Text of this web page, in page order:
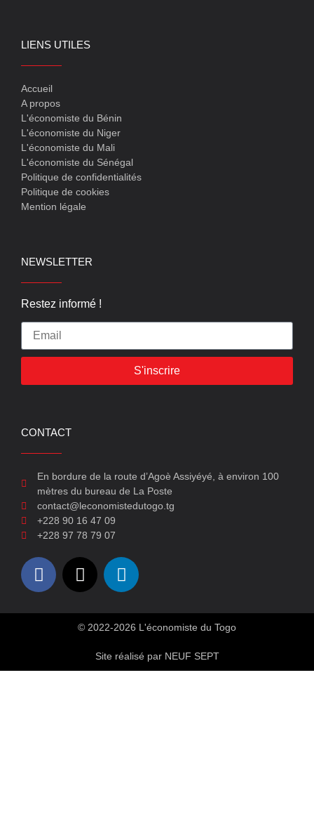
LIENS UTILES
Accueil
A propos
L'économiste du Bénin
L'économiste du Niger
L'économiste du Mali
L'économiste du Sénégal
Politique de confidentialités
Politique de cookies
Mention légale
NEWSLETTER
Restez informé !
S'inscrire
CONTACT
En bordure de la route d’Agoè Assiyéyé, à environ 100
mètres du bureau de La Poste
contact@leconomistedutogo.tg
+228 90 16 47 09
+228 97 78 79 07
© 2022-2026 L'économiste du Togo
Site réalisé par NEUF SEPT